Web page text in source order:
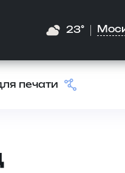
23°
печати